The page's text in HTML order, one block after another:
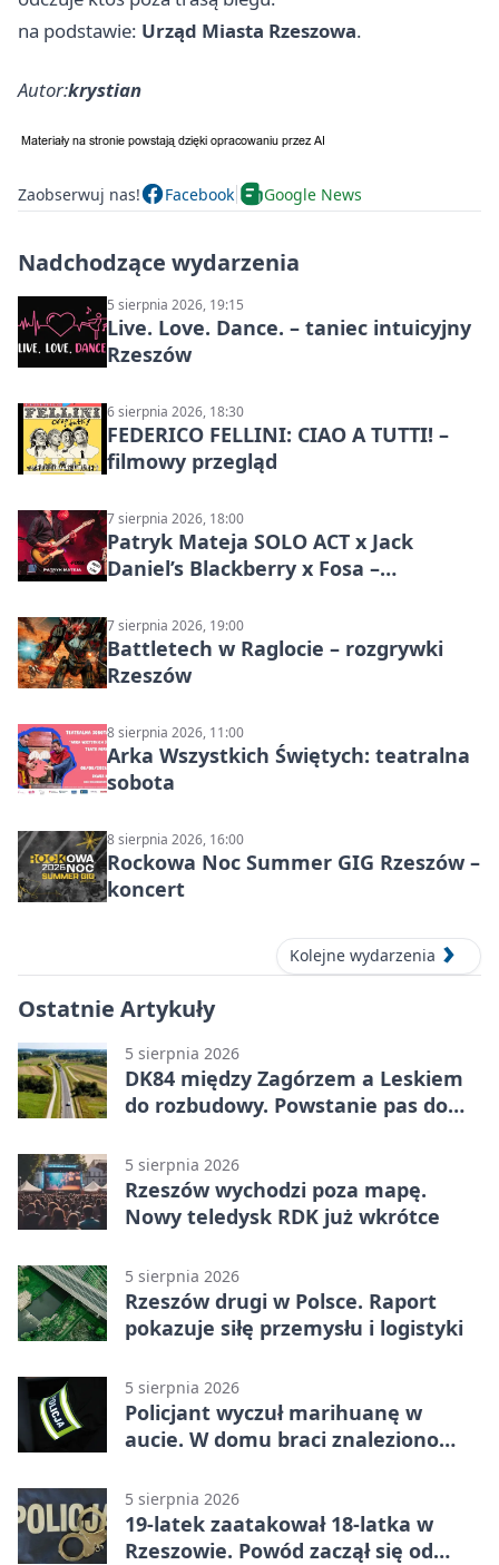
na podstawie: Urząd Miasta Rzeszowa.
Autor:krystian
Zaobserwuj nas! Facebook Google News
Nadchodzące wydarzenia
5 sierpnia 2026, 19:15
Live. Love. Dance. – taniec intuicyjny
Rzeszów
6 sierpnia 2026, 18:30
FEDERICO FELLINI: CIAO A TUTTI! –
filmowy przegląd
7 sierpnia 2026, 18:00
Patryk Mateja SOLO ACT x Jack
Daniel’s Blackberry x Fosa –
7 sierpnia 2026, 19:00
Battletech w Raglocie – rozgrywki
Rzeszów
8 sierpnia 2026, 11:00
Arka Wszystkich Świętych: teatralna
sobota
8 sierpnia 2026, 16:00
Rockowa Noc Summer GIG Rzeszów –
koncert
Kolejne wydarzenia
Ostatnie Artykuły
5 sierpnia 2026
DK84 między Zagórzem a Leskiem
do rozbudowy. Powstanie pas do
5 sierpnia 2026
Rzeszów wychodzi poza mapę.
Nowy teledysk RDK już wkrótce
5 sierpnia 2026
Rzeszów drugi w Polsce. Raport
pokazuje siłę przemysłu i logistyki
5 sierpnia 2026
Policjant wyczuł marihuanę w
aucie. W domu braci znaleziono
5 sierpnia 2026
19-latek zaatakował 18-latka w
Rzeszowie. Powód zaczął się od